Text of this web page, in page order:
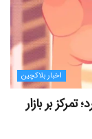
اخبار بلاکچین
بر بازار